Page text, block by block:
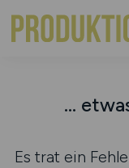
...
Es trat ein